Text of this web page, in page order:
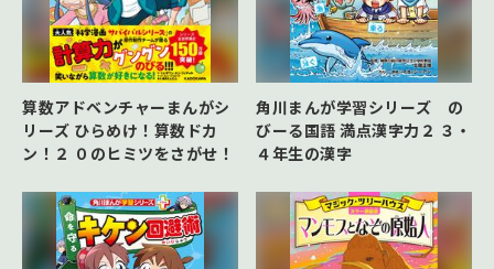
算数アドベンチャーまんがシ
リーズ ひらめけ！算数ドカ
ン！２ ０のヒミツをさがせ！
角川まんが学習シリーズ の
びーる国語 満点漢字力２ ３・
４年生の漢字